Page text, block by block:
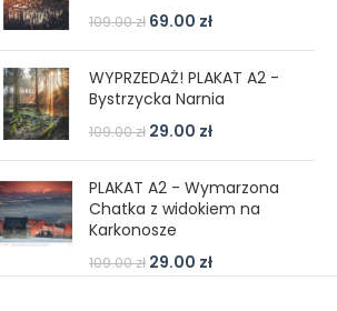
109.00zł 69.00 zł
WYPRZEDAŻ! PLAKAT A2 -
Bystrzycka Narnia
109.00zł 29.00 zł
PLAKAT A2 - Wymarzona
Chatka z widokiem na
Karkonosze
109.00zł 29.00 zł